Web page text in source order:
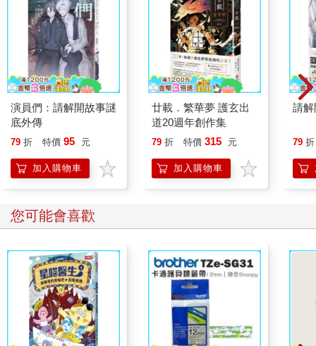
演員們：請解開故事謎
底外傳
79 折 特價 95 元
加入購物車
廿載．繁華夢 護玄出
道20週年創作集
79 折 特價 315 元
加入購物車
請解
79 折
您可能會喜歡